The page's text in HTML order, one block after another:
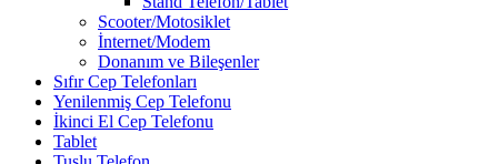
Scooter/Motosiklet
İnternet/Modem
Donanım ve Bileşenler
Sıfır Cep Telefonları
Yenilenmiş Cep Telefonu
İkinci El Cep Telefonu
Tablet